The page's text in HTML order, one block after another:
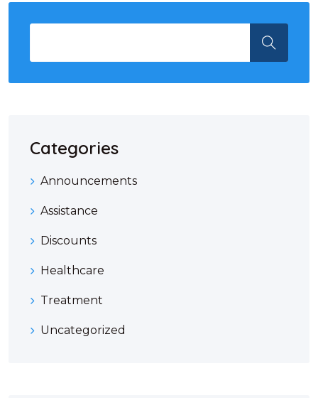
Categories
Announcements
Assistance
Discounts
Healthcare
Treatment
Uncategorized